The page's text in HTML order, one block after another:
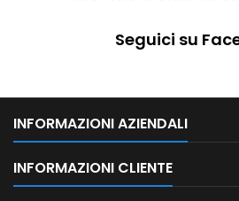
Seguici su
INFORMAZIONI AZIENDALI
INFORMAZIONI CLIENTE